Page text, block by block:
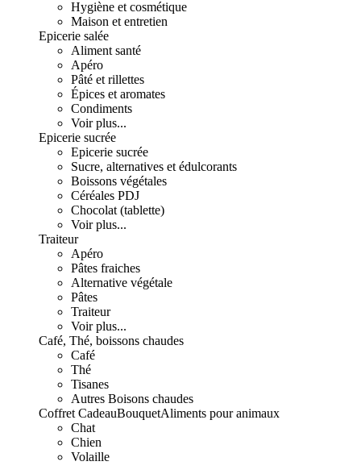
Hygiène et cosmétique
Maison et entretien
Epicerie salée
Aliment santé
Apéro
Pâté et rillettes
Épices et aromates
Condiments
Voir plus...
Epicerie sucrée
Epicerie sucrée
Sucre, alternatives et édulcorants
Boissons végétales
Céréales PDJ
Chocolat (tablette)
Voir plus...
Traiteur
Apéro
Pâtes fraiches
Alternative végétale
Pâtes
Traiteur
Voir plus...
Café, Thé, boissons chaudes
Café
Thé
Tisanes
Autres Boisons chaudes
Coffret CadeauBouquetAliments pour animaux
Chat
Chien
Volaille